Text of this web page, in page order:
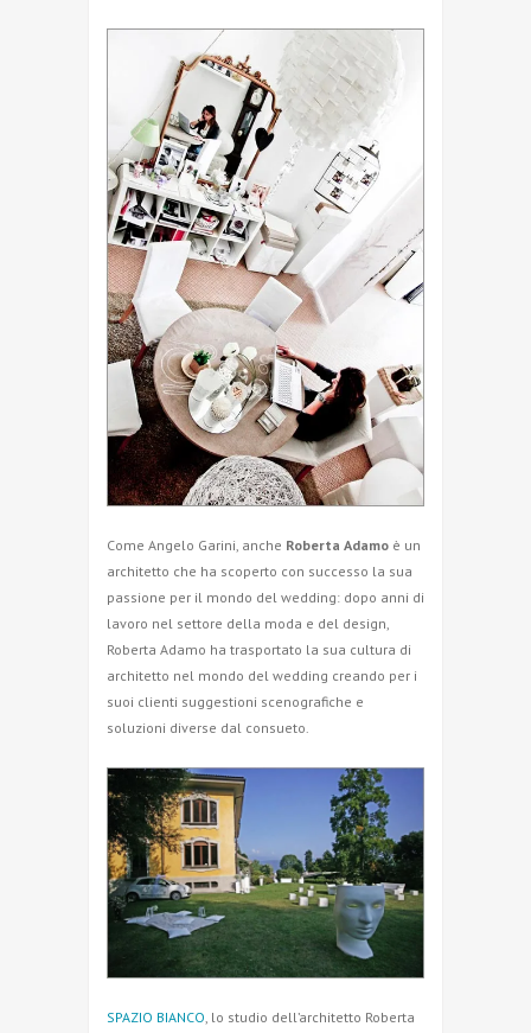
Come Angelo Garini, anche Roberta Adamo è un
architetto che ha scoperto con successo la sua
passione per il mondo del wedding: dopo anni di
lavoro nel settore della moda e del design,
Roberta Adamo ha trasportato la sua cultura di
architetto nel mondo del wedding creando per i
suoi clienti suggestioni scenografiche e
soluzioni diverse dal consueto.
SPAZIO BIANCO, lo studio dell’architetto Roberta